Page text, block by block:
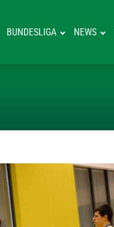
BUNDESLIGA NEWS